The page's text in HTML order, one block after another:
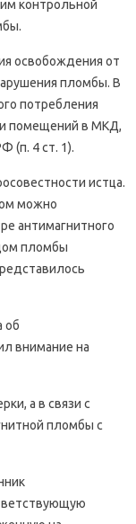
контрольной
освобождения от
пломбы. В
потребления
помещений в МКД,
(п. 4 ст. 1).
истца.
можно
антимагнитного
пломбы
об
внимание на
а в связи с
пломбы с